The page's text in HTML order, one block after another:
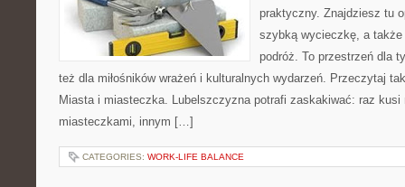
praktyczny. Znajdziesz tu
szybką wycieczkę, a także
podróż. To przestrzeń dla
też dla miłośników wrażeń i kulturalnych wydarzeń. Przeczytaj
Miasta i miasteczka. Lubelszczyzna potrafi zaskakiwać: raz kusi
miasteczkami, innym […]
CATEGORIES: WORK-LIFE BALANCE